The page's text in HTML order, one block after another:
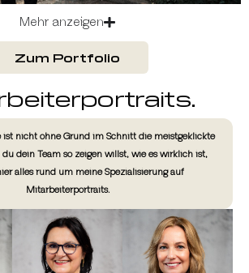
Mehr anzeigen
Zum Portfolio
ist nicht ohne Grund im Schnitt die meistgeklickte
du dein Team so zeigen willst, wie es wirklich ist,
alles rund um meine Spezialisierung auf
Mitarbeiterportraits.